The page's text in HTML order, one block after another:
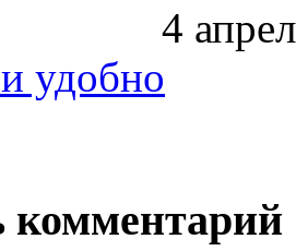
4
удобно
комментарий